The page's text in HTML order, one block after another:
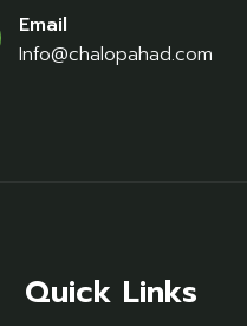
Email
Info@chalopahad.com
Quick Links